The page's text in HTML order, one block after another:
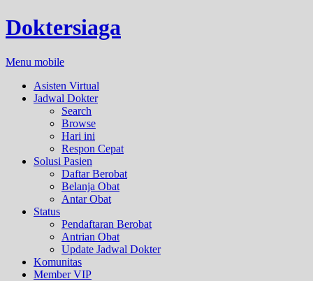
Doktersiaga
Menu mobile
Asisten Virtual
Jadwal Dokter
Search
Browse
Hari ini
Respon Cepat
Solusi Pasien
Daftar Berobat
Belanja Obat
Antar Obat
Status
Pendaftaran Berobat
Antrian Obat
Update Jadwal Dokter
Komunitas
Member VIP